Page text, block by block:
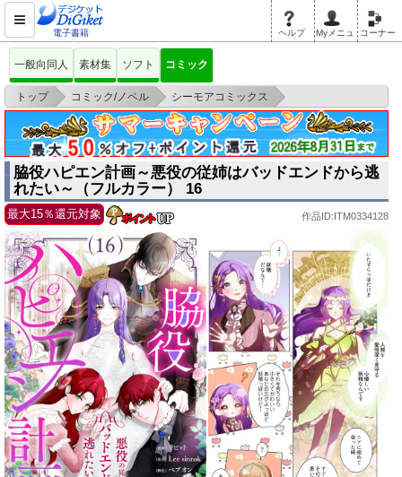
電子書籍 ヘルプ Myメニュ コーナー
一般向同人 素材集 ソフト コミック
トップ > コミック/ノベル > シーモアコミックス
>
脇役ハピエン計画～悪役の従姉はバッドエンドから逃れたい～（フルカラ
ー） 16
脇役ハピエン計画～悪役の従姉はバッドエンドから逃
れたい～（フルカラー） 16
最大15％還元対象 作品ID:ITM0334128